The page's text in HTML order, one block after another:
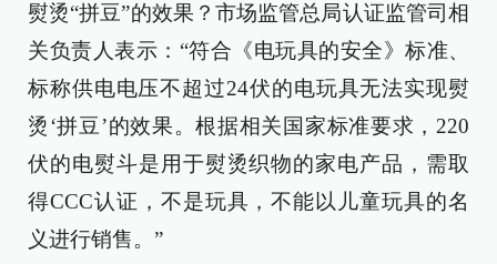
熨烫“拼豆”的效果？市场监管总局认证监管司相
关负责人表示：“符合《电玩具的安全》标准、
标称供电电压不超过24伏的电玩具无法实现熨
烫‘拼豆’的效果。根据相关国家标准要求，220
伏的电熨斗是用于熨烫织物的家电产品，需取
得CCC认证，不是玩具，不能以儿童玩具的名
义进行销售。”